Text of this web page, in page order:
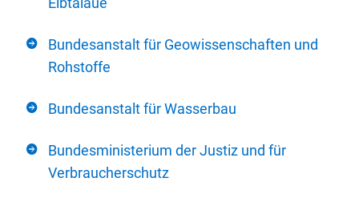
Bundesanstalt für Geowissenschaften und
Rohstoffe
Bundesanstalt für Wasserbau
Bundesministerium der Justiz und für
Verbraucherschutz